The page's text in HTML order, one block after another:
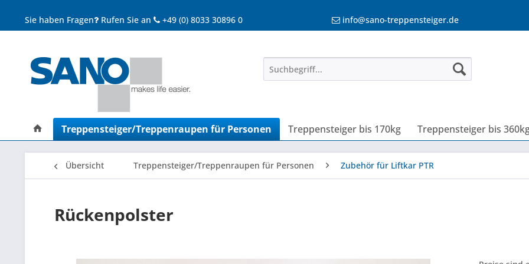
Sie haben Fragen Rufen Sie an +49 (0) 8033 30896 0 info@sano-treppensteiger.de
Treppensteiger/Treppenraupen für Personen Treppensteiger bis 170kg Treppensteiger bis
Übersicht Treppensteiger/Treppenraupen für Personen Zubehör für Liftkar PTR
Rückenpolster